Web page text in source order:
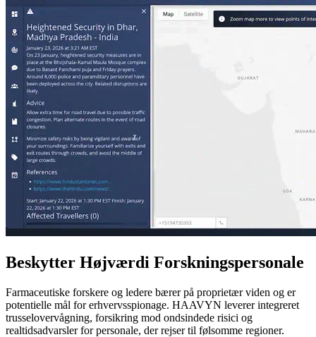
Beskytter Højværdi Forskningspersonale
Farmaceutiske forskere og ledere bærer på proprietær viden og er
potentielle mål for erhvervsspionage. HAAVYN leverer integreret
trusselovervågning, forsikring mod ondsindede risici og
realtidsadvarsler for personale, der rejser til følsomme regioner.